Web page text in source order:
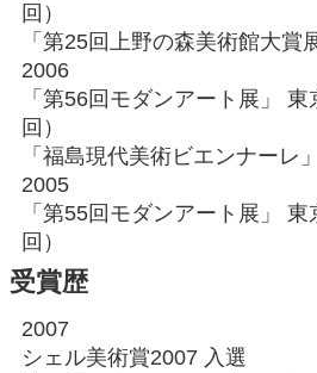
回）
「第25回上野の森美術館大
2006
「第56回モダンアート展」
回）
「福島現代美術ビエンナーレ
2005
「第55回モダンアート展」
回）
受賞歴
2007
シェル美術賞2007 入選